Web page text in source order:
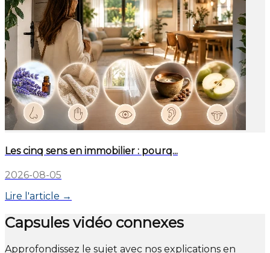
Les cinq sens en immobilier : pourq...
2026-08-05
Lire l'article →
Capsules vidéo connexes
Approfondissez le sujet avec nos explications en